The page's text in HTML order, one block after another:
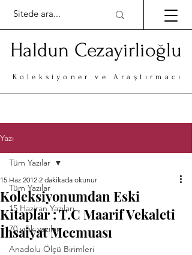
Haldun Cezayirlioğlu
Koleksiyoner ve Araştırmacı
Yazı
Tüm Yazılar
15 Haziran Yazıları
70 yıllık yazılar
Anadolu Ölçü Birimleri
Tüm Yazılar
Koleksiyonumdan Eski
Kitaplar : T.C Maarif Vekaleti
İhsaiyat Mecmuası
15 Haz 2012 2 dakikada okunur